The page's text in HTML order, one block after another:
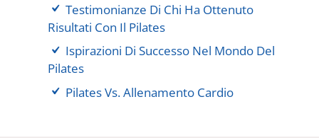
Testimonianze Di Chi Ha Ottenuto
Risultati Con Il Pilates
Ispirazioni Di Successo Nel Mondo Del
Pilates
Pilates Vs. Allenamento Cardio